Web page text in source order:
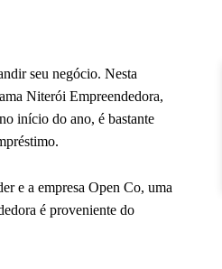
seu negócio. Nesta
Niterói Empreendedora,
início do ano, é bastante
e a empresa Open Co, uma
é proveniente do